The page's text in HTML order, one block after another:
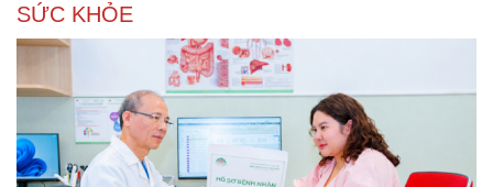
SỨC KHỎE